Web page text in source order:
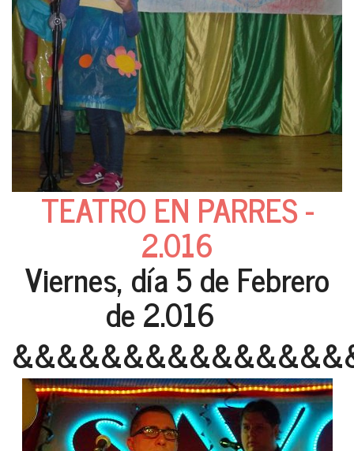
TEATRO EN PARRES -
2.016
Viernes, día 5 de Febrero
de 2.016